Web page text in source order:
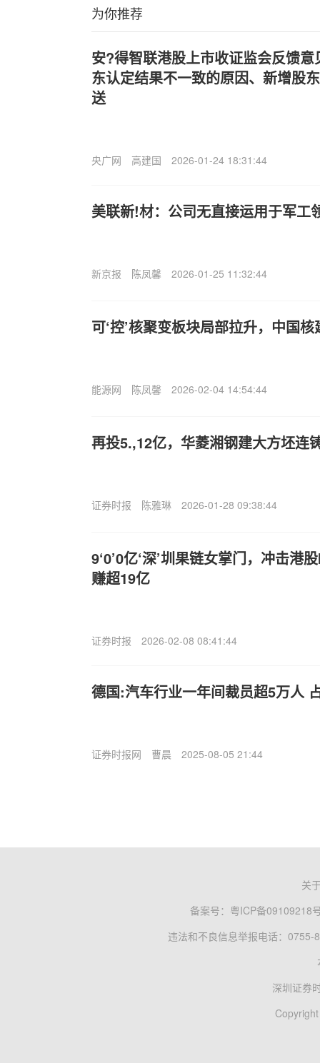
为你推荐
安?得智联港股上市收证监会反馈
东认定结果不一致的原因、新增股
送
央广网 高建国 2026-01-24 18:31:44
美联新!材：公司无直接运用于军工
新京报 陈凤馨 2026-01-25 11:32:44
可‘控’核聚变板块局部拉升，中国
能源网 陈凤馨 2026-02-04 14:54:44
再投5.,12亿，华菱湘钢建大方坯连
证券时报 陈雅琳 2026-01-28 09:38:44
9‘0’0亿‘深’圳果链女掌门，冲击港
赚超19亿
证券时报 2026-02-08 08:41:44
德国:汽车行业一年间裁员超5万人
证券时报网 曹晨 2025-08-05 21:44
关
备案号： 粤ICP备09109218
违法和不良信息举报电话：0755-
深圳证券